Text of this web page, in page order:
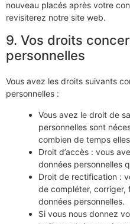
nouveau placés après votre
revisiterez notre site web.
9. Vos droits
personnelles
Vous avez les droits suivants
personnelles :
Vous avez le droit de
personnelles sont
combien de temps
Droit d’accès : vous
données personnelles
Droit de rectification :
de compléter, corriger,
données personnelles.
Si vous nous donnez